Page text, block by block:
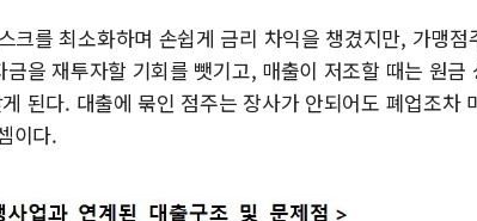
크를 최소화하며 손쉽게 금리 차익을 챙겼지만, 가맹점
을 재투자할 기회를 뺏기고, 매출이 저조할 때는 원금
된다. 대출에 묶인 점주는 장사가 안되어도 폐업조차
이다.